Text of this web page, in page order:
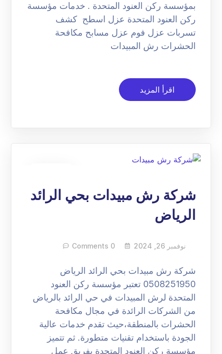
بمؤسسة ركن العنود المتحدة . خدمات مؤسسة
ركن العنود المتحدة عزل اسطح كشف
تسربات عزل فوم عزل مسابح مكافحة
الحشرات رش المبيدات
اقرأ المزيد
نوفمبر
شركة رش مبيدات بحي الرائد
الرياض
نوفمبر 26, 2024 0 Comments
شركة رش مبيدات بحي الرائد الرياض
0508251950 تعتبر مؤسسة ركن العنود
المتحدة لرش المبيدات في حي الرائد بالرياض
من الشركات الرائدة في مجال مكافحة
الحشرات بالمنطقة،حيث تقدم خدمات عالية
الجودة باستخدام تقنيات متطورة. ثم تتميز
مؤسسة ركن العنود المتحدة بفريق عمل